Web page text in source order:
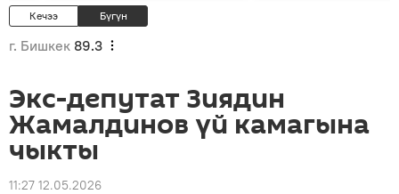
Кечээ Бүгүн
г. Бишкек 89.3
Экс-депутат Зиядин
Жамалдинов үй камагына
чыкты
11:27 12.05.2026